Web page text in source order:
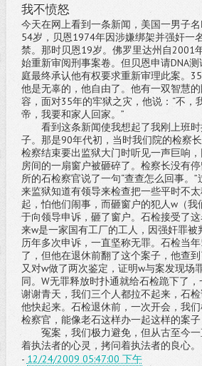
我不愤怒
今天在网上看到一条新闻，美国一男子
54岁，贝恩1974年因涉嫌绑架并强奸一
禁。那时贝恩19岁。佛罗里达州自2001
始重新审阅刑事案卷。但贝恩申请DNA
庭最终承认他有权要求重新审理此案。
他是无辜的，他自由了。他有一双智慧
容，面对35年的牢狱之灾，他说：“不，
帝，我要和家人回家。”
看到这条新闻使我想起了我刚上班时
子。那是90年代初，当时我们院的检察
检察结束要出监狱大门时听见一声巨响
房间的一扇窗户被砸碎了。检察长没有
所的石检察官说了一句“查查怎么回事。
来监狱知道有领导来检查把一些平时不
起，怕他们闹事，而砸窗户的犯人w（我
于向领导申诉，砸了窗户。石检接受了
来w是一家国有工厂的工人，因强奸罪被
历年多次申诉，一直坚称无罪。石检当
了，但他在退休前翻了这个案子，他查
又对w做了两次鉴定，证明w与案发现场
同。W无罪释放时扑通就给石检跪下了
谢谢青天，我们三个人都拉不起来，石
他快起来。石检退休前，一次开会，我
检察官，能像老石这样办一起这样的案
冤案，我们极力避免，但从古至今一
着执法者的心灵，拷问着执法者的良心。
- 12/24/2009 05:47:00 下午